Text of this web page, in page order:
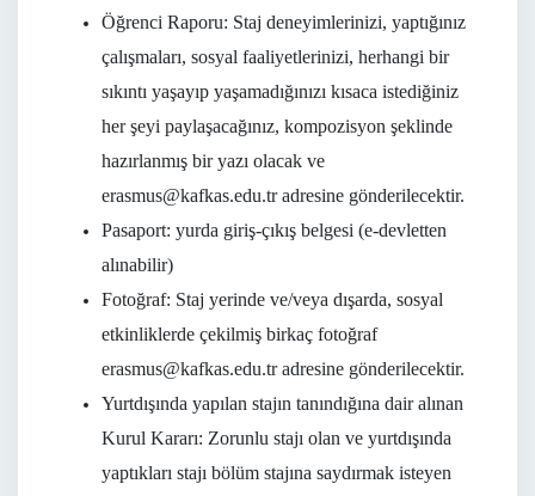
Öğrenci Raporu: Staj deneyimlerinizi, yaptığınız
çalışmaları, sosyal faaliyetlerinizi, herhangi bir
sıkıntı yaşayıp yaşamadığınızı kısaca istediğiniz
her şeyi paylaşacağınız, kompozisyon şeklinde
hazırlanmış bir yazı olacak ve
erasmus@kafkas.edu.tradresine gönderilecektir.
Pasaport: yurda giriş-çıkış belgesi (e-devletten
alınabilir)
Fotoğraf: Staj yerinde ve/veya dışarda, sosyal
etkinliklerde çekilmiş birkaç fotoğraf
erasmus@kafkas.edu.tradresine gönderilecektir.
Yurtdışında yapılan stajın tanındığına dair alınan
Kurul Kararı: Zorunlu stajı olan ve yurtdışında
yaptıkları stajı bölüm stajına saydırmak isteyen